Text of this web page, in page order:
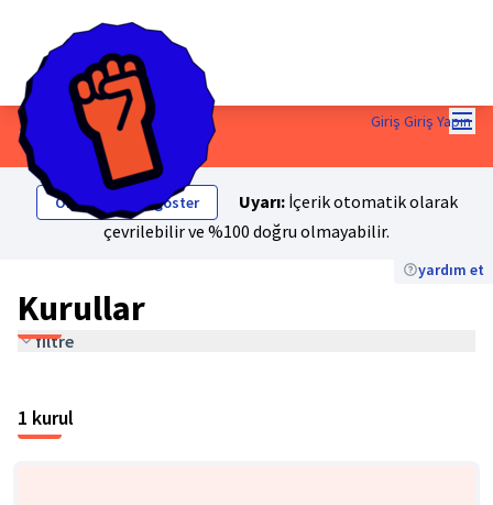
Giriş Giriş Yapın
Kurullar
Orijinal metni göster Uyarı: İçerik otomatik olarak
çevrilebilir ve %100 doğru olmayabilir.
Kurullar
filtre
yardım et
1 kurul